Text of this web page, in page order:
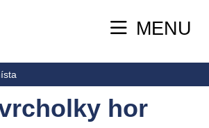
MENU
hor